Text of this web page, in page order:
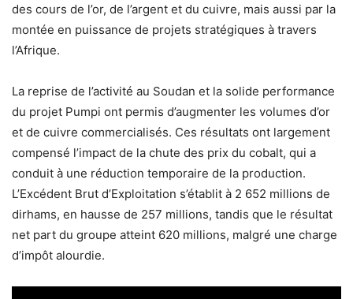
des cours de l’or, de l’argent et du cuivre, mais aussi par la
montée en puissance de projets stratégiques à travers
l’Afrique.
La reprise de l’activité au Soudan et la solide performance
du projet Pumpi ont permis d’augmenter les volumes d’or
et de cuivre commercialisés. Ces résultats ont largement
compensé l’impact de la chute des prix du cobalt, qui a
conduit à une réduction temporaire de la production.
L’Excédent Brut d’Exploitation s’établit à 2 652 millions de
dirhams, en hausse de 257 millions, tandis que le résultat
net part du groupe atteint 620 millions, malgré une charge
d’impôt alourdie.